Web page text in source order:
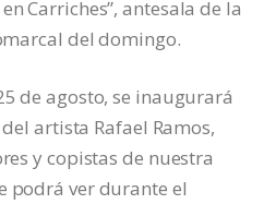
Carriches”, antesala de la
del domingo.
de agosto, se inaugurará
artista Rafael Ramos,
y copistas de nuestra
podrá ver durante el